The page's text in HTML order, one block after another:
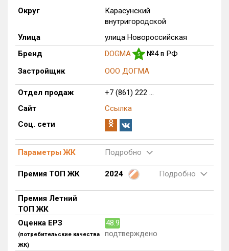
Только новые
Оценка ЕРЗ ЖК
от до
с продажами
Найдено:
Жилых комплексов
Многоквартирных домов
2 из 3 375
Домов с апартаментами
Поселков таунхаусов
Многоквартирных домов
Блокированных домов
Округ
Карасунский
внутригородской
Улица
улица Новороссийская
Бренд
DOGMA 5
№4 в РФ
Застройщик
ООО ДОГМА
Отдел продаж
+7 (861) 222 ...
Сайт
Ссылка
Соц. сети
Параметры ЖК Подробно
Премия ТОП ЖК 2024 Подробно
Премия Летний
ТОП ЖК
Оценка ЕРЗ
(потребительские качества
ЖК)
48.9
подтверждено